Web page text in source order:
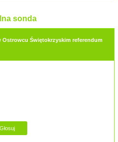
sonda
Ostrowcu Świętokrzyskim referendum